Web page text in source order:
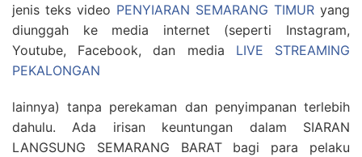
jenis teks video PENYIARAN SEMARANG TIMUR yang
diunggah ke media internet (seperti Instagram,
Youtube, Facebook, dan media LIVE STREAMING
PEKALONGAN
lainnya) tanpa perekaman dan penyimpanan terlebih
dahulu. Ada irisan keuntungan dalam SIARAN
LANGSUNG SEMARANG BARAT bagi para pelaku